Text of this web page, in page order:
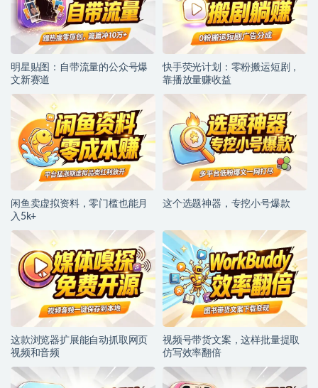
明星贴图：自带流量的公众号爆
文新赛道
快手荧光计划：零粉搬运短剧，
靠播放量赚收益
闲鱼卖虚拟资料，零门槛也能月
入5k+
这个选题神器，专挖小号爆款
这款浏览器扩展能自动抓取网页
视频和音频
视频号带货文案，这样批量提取
仿写效率翻倍